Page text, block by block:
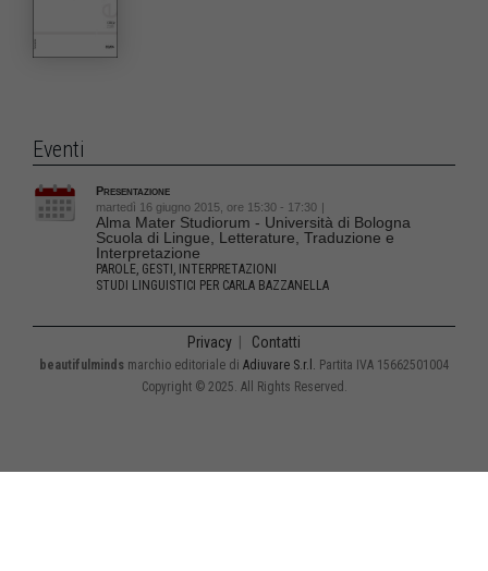
Eventi
Presentazione
martedì 16 giugno 2015, ore 15:30 - 17:30 |
Alma Mater Studiorum - Università di Bologna
Scuola di Lingue, Letterature, Traduzione e
Interpretazione
PAROLE, GESTI, INTERPRETAZIONI
STUDI LINGUISTICI PER CARLA BAZZANELLA
Privacy Contatti
beautifulminds marchio editoriale di Adiuvare S.r.l.
Partita IVA 15662501004
Copyright © 2025. All Rights Reserved.